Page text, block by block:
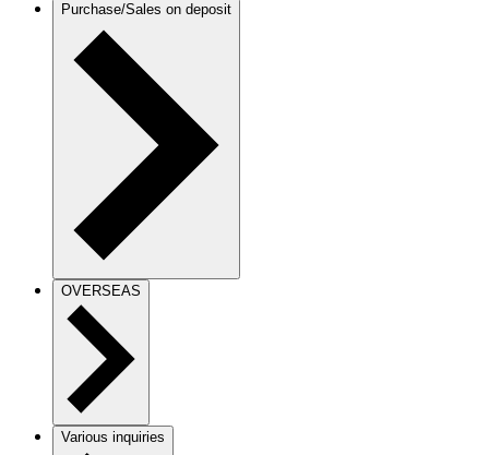
Purchase/Sales on deposit
OVERSEAS
Various inquiries